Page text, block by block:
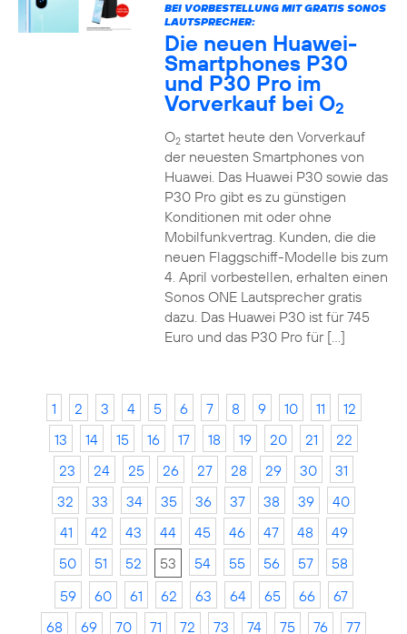
BEI VORBESTELLUNG MIT GRATIS SONOS
LAUTSPRECHER:
Die neuen Huawei-
Smartphones P30
und P30 Pro im
Vorverkauf bei O2
O2startet heute den Vorverkauf
der neuesten Smartphones von
Huawei. Das Huawei P30 sowie das
P30 Pro gibt es zu günstigen
Konditionen mit oder ohne
Mobilfunkvertrag. Kunden, die die
neuen Flaggschiff-Modelle bis zum
4. April vorbestellen, erhalten einen
Sonos ONE Lautsprecher gratis
dazu. Das Huawei P30 ist für 745
Euro und das P30 Pro für […]
1 2 3 4 5 6 7 8 9 10 11
12
13
14 15 16 17 18 19 20 21
22
23
24 25 26 27 28 29 30
31
32
33 34 35 36 37 38 39
40
41
42 43 44 45 46 47 48
49
50
51 52 53 54 55 56 57
58
59
60 61 62 63 64 65 66
67
68
69 70 71 72 73 74 75 76
77